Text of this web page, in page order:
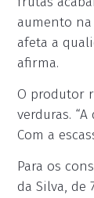
aumento
afeta a
afirma.
O produtor
verduras.
Com a
Para os
da Silva, de